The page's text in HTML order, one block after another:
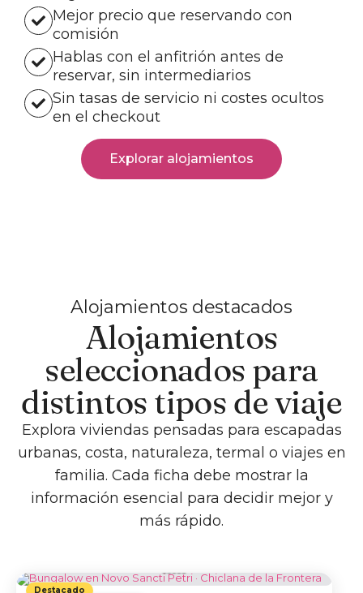
Mejor precio que reservando con
comisión
Hablas con el anfitrión antes de
reservar, sin intermediarios
Sin tasas de servicio ni costes ocultos
en el checkout
Explorar alojamientos
Alojamientos destacados
Alojamientos
seleccionados para
distintos tipos de viaje
Explora viviendas pensadas para escapadas
urbanas, costa, naturaleza, termal o viajes en
familia. Cada ficha debe mostrar la
información esencial para decidir mejor y
más rápido.